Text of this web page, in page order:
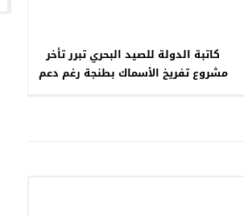
كاتبة الدولة للصيد البحري تبرر تأخر
مشروع تفريخ الأسماك بطنجة رغم دعم